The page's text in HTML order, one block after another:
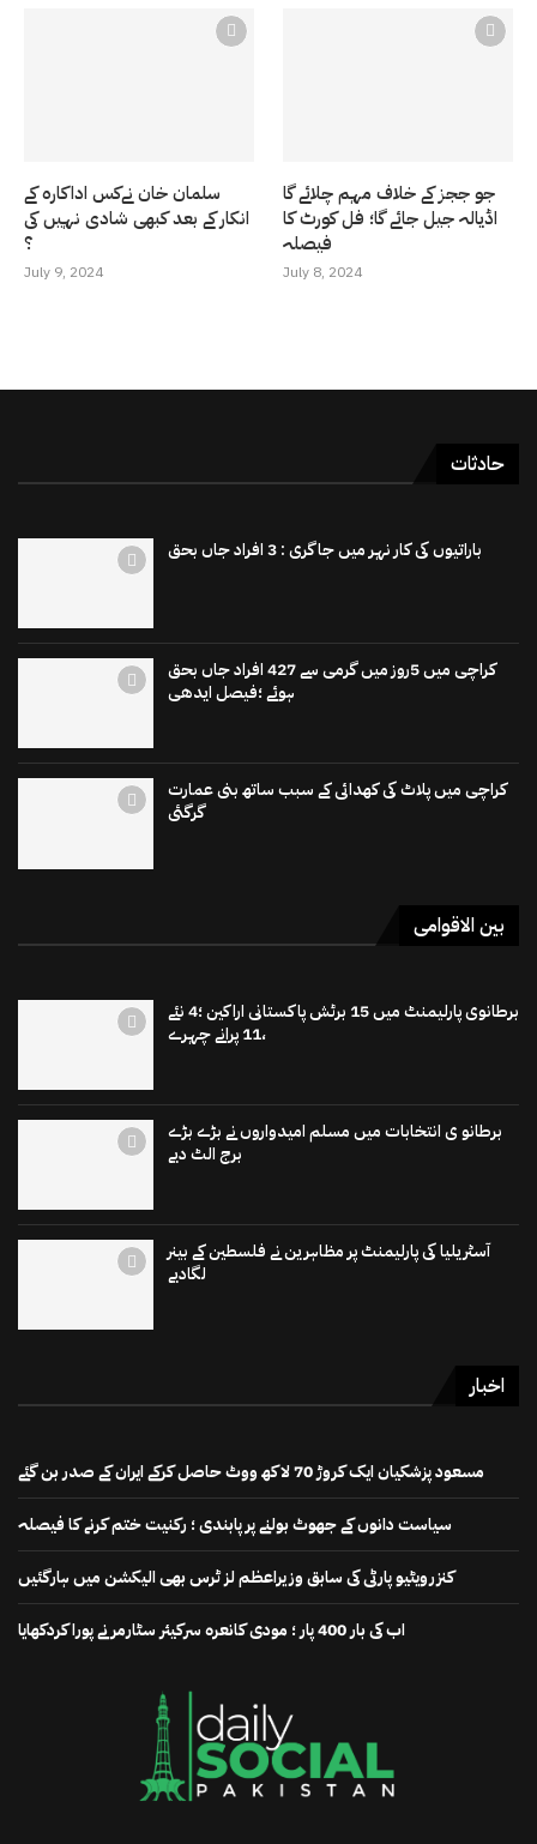
سلمان خان نےکس اداکارہ کے
انکار کے بعد کبھی شادی نہیں کی
؟
July 9, 2024
جو ججز کے خلاف مہم چلائے گا
اڈیالہ جیل جائے گا؛ فل کورٹ کا
فیصلہ
July 8, 2024
حادثات
باراتیوں کی کار نہر میں جاگری : 3 افراد جاں بحق
کراچی میں 5روز میں گرمی سے 427 افراد جاں بحق
ہوئے ؛فیصل ایدھی
کراچی میں پلاٹ کی کھدائی کے سبب ساتھ بنی عمارت
گرگئی
بین الاقوامی
برطانوی پارلیمنٹ میں 15 برٹش پاکستانی اراکین ؛4 نئے
،11 پرانے چہرے
برطانو ی انتخابات میں مسلم امیدواروں نے بڑے بڑے
برج الٹ دیے
آسٹریلیا کی پارلیمنٹ پر مظاہرین نے فلسطین کے بینر
لگادیے
اخبار
مسعود پزشکیان ایک کروڑ 70 لاکھ ووٹ حاصل کرکے ایران کے صدر بن گئے
سیاست دانوں کے جھوٹ بولنے پر پابندی ؛ رکنیت ختم کرنے کا فیصلہ
کنزرویٹیو پارٹی کی سابق وزیراعظم لز ٹرس بھی الیکشن میں ہارگئیں
اب کی بار 400 پار ؛ مودی کانعرہ سرکیئر سٹارمر نے پورا کردکھایا